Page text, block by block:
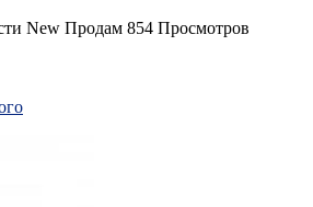
New Продам 854 Просмотров